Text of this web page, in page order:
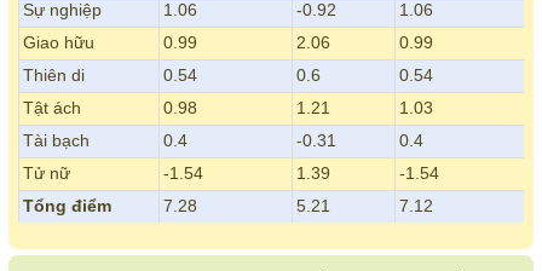
Sự nghiệp
1.06 -0.92
1.06
Giao hữu
0.99 2.06
0.99
Thiên di
0.54 0.6
0.54
Tật ách
0.98 1.21
1.03
Tài bạch
0.4 -0.31
0.4
Tử nữ
-1.54 1.39
-1.54
Tổng điểm
7.28 5.21 7.12